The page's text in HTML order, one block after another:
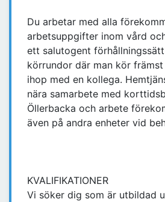
Du arbetar med alla
arbetsuppgifter inom vård
ett salutogent
körrundor där man kör
ihop med en kollega.
nära samarbete med
Öllerbacka och arbete
även på andra enheter vid
KVALIFIKATIONER
Vi söker dig som är utbildad